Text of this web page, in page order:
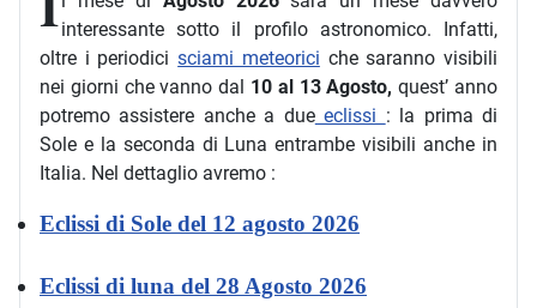
interessante sotto il profilo astronomico. Infatti,
oltre i periodicisciami meteorici che saranno visibili
nei giorni che vanno dal 10 al 13 Agosto, quest’ anno
potremo assistere anche a dueeclissi : la prima di
Sole e la seconda di Luna entrambe visibili anche in
Italia. Nel dettaglio avremo :
Eclissi di Sole del 12 agosto 2026
Eclissi di luna del 28 Agosto 2026